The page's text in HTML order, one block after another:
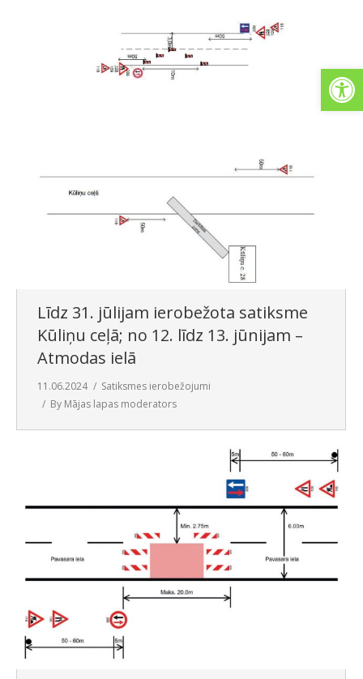
Līdz 31. jūlijam ierobežota satiksme
Kūliņu ceļā; no 12. līdz 13. jūnijam –
Atmodas ielā
11.06.2024
Satiksmes ierobežojumi
By Mājas lapas moderators